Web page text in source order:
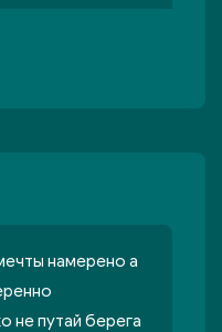
намерено а
не путай берега